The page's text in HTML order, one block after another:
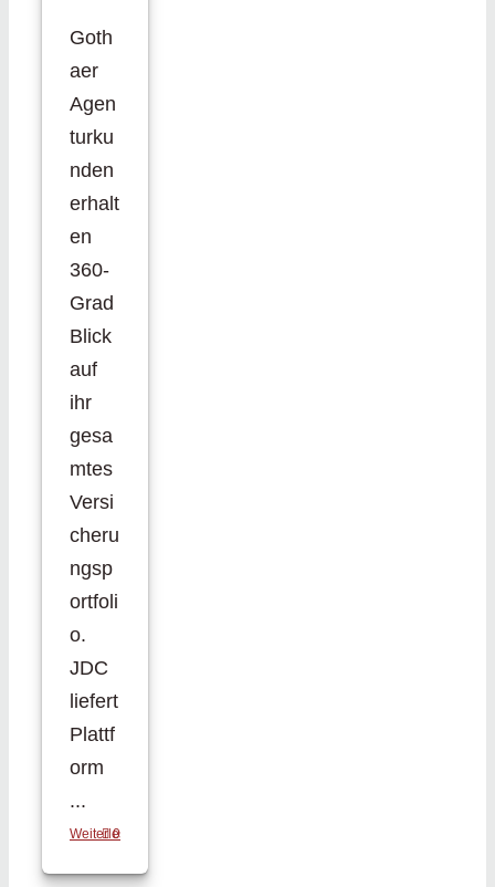
Goth
aer
Agen
turku
nden
erhalt
en
360-
Grad
Blick
auf
ihr
gesa
mtes
Versi
cheru
ngsp
ortfoli
o.
JDC
liefert
Plattf
orm
...
Weiterlesen
0